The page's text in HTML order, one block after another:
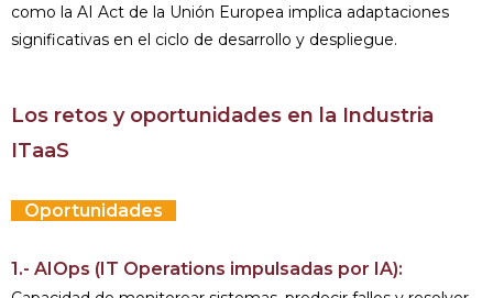
como la AI Act de la Unión Europea implica adaptaciones
significativas en el ciclo de desarrollo y despliegue.
Los retos y oportunidades en la Industria
ITaaS
Oportunidades
1.- AIOps (IT Operations impulsadas por IA):